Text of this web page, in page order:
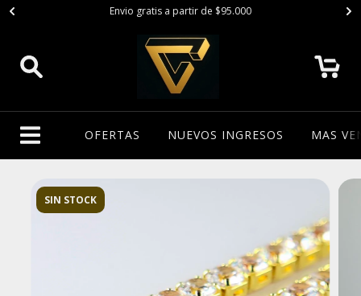
Envio gratis a partir de $95.000
OFERTAS NUEVOS INGRESOS MAS
SIN STOCK